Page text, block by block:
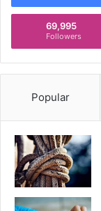
69,995
Followers
Popular